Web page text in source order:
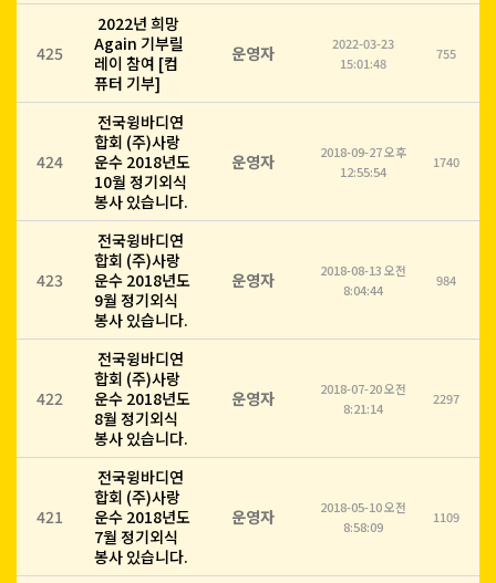
425
2022년 희망
Again 기부릴
레이 참여 [컴
퓨터 기부]
운영자
2022-03-23
15:01:48
755
424
전국윙바디연
합회 (주)사랑
운수 2018년도
10월 정기외식
봉사 있습니다.
운영자
2018-09-27 오후
12:55:54
1740
423
전국윙바디연
합회 (주)사랑
운수 2018년도
9월 정기외식
봉사 있습니다.
운영자
2018-08-13 오전
8:04:44
984
422
전국윙바디연
합회 (주)사랑
운수 2018년도
8월 정기외식
봉사 있습니다.
운영자
2018-07-20 오전
8:21:14
2297
421
전국윙바디연
합회 (주)사랑
운수 2018년도
7월 정기외식
봉사 있습니다.
운영자
2018-05-10 오전
8:58:09
1109